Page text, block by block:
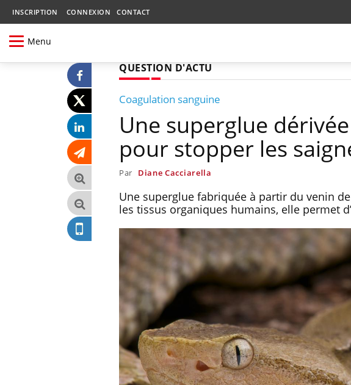
INSCRIPTION CONNEXION CONTACT
Menu
QUESTION D'ACTU
Coagulation sanguine
Une superglue
pour stopper les
Par Diane Cacciarella
Une superglue fabriquée à partir du venin
les tissus organiques humains, elle permet
Mon enfant est-il trop
sensible ou simplement
très empathique ?